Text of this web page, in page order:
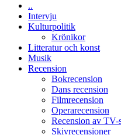
..
Intervju
Kulturpolitik
Krönikor
Litteratur och konst
Musik
Recension
Bokrecension
Dans recension
Filmrecension
Operarecension
Recension av TV-
Skivrecensioner